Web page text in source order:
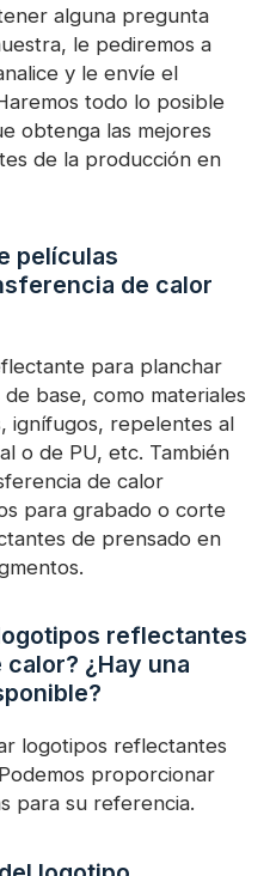
alguna pregunta
le pediremos a
y le envíe el
todo lo posible
obtenga las mejores
de la producción en
películas
de calor
para planchar
base, como materiales
ignífugos, repelentes al
o de PU, etc. También
de calor
para grabado o corte
de prensado en
reflectantes
¿Hay una
logotipos reflectantes
proporcionar
para su referencia.